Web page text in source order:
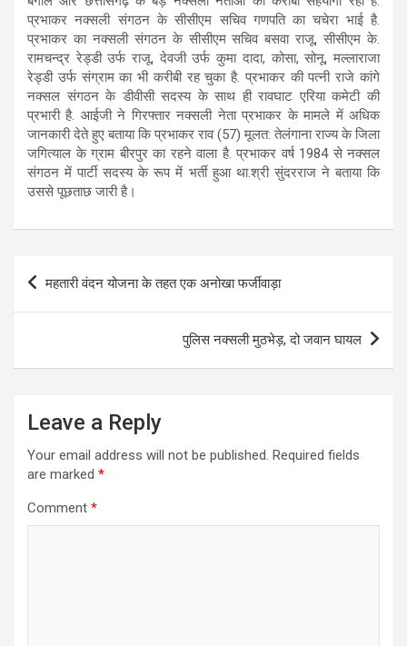
प्रभाकर नक्सली संगठन के सीसीएम सचिव गणपति का चचेरा भाई है.
प्रभाकर का नक्सली संगठन के सीसीएम सचिव बसवा राजू, सीसीएम के.
रामचन्द्र रेड्डी उर्फ राजू, देवजी उर्फ कुमा दादा, कोसा, सोनू, मल्लाराजा
रेड्डी उर्फ संग्राम का भी करीबी रह चुका है. प्रभाकर की पत्नी राजे कांगे
नक्सल संगठन के डीवीसी सदस्य के साथ ही रावघाट एरिया कमेटी की
प्रभारी है. आईजी ने गिरफ्तार नक्सली नेता प्रभाकर के मामले में अधिक
जानकारी देते हुए बताया कि प्रभाकर राव (57) मूलत: तेलंगाना राज्य के जिला
जगित्याल के ग्राम बीरपुर का रहने वाला है. प्रभाकर वर्ष 1984 से नक्सल
संगठन में पार्टी सदस्य के रूप में भर्ती हुआ था.श्री सुंदरराज ने बताया कि
उससे पूछताछ जारी है।
Post
महतारी वंदन योजना के तहत एक अनोखा फर्जीवाड़ा
पुलिस नक्सली मुठभेड़, दो जवान घायल
Leave a Reply
Your email address will not be published. Required fields
are marked *
Comment *